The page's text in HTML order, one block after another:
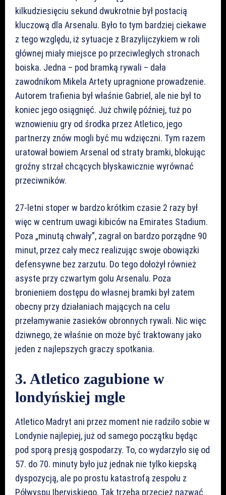
kilkudziesięciu sekund dwukrotnie był postacią
kluczową dla Arsenalu. Było to tym bardziej ciekawe
z tego względu, iż sytuacje z Brazylijczykiem w roli
głównej miały miejsce po przeciwległych stronach
boiska. Jedna – pod bramką rywali – dała
zawodnikom Mikela Artety upragnione prowadzenie.
Autorem trafienia był właśnie Gabriel, ale nie był to
koniec jego osiągnięć. Już chwilę później, tuż po
wznowieniu gry od środka przez Atletico, jego
partnerzy znów mogli być mu wdzięczni. Tym razem
uratował bowiem Arsenal od straty bramki, blokując
groźny strzał chcących błyskawicznie wyrównać
przeciwników.
27-letni stoper w bardzo krótkim czasie 2 razy był
więc w centrum uwagi kibiców na Emirates Stadium.
Poza „minutą chwały”, zagrał on bardzo porządne 90
minut, przez cały mecz realizując swoje obowiązki
defensywne bez zarzutu. Do tego dołożył również
asyste przy czwartym golu Arsenalu. Poza
bronieniem dostępu do własnej bramki był zatem
obecny przy działaniach mających na celu
przełamywanie zasieków obronnych rywali. Nic więc
dziwnego, że właśnie on może być traktowany jako
jeden z najlepszych graczy spotkania.
3. Atletico zagubione w
londyńskiej mgle
Atletico Madryt ani przez moment nie radziło sobie w
Londynie najlepiej, już od samego początku będąc
pod sporą presją gospodarzy. To, co wydarzyło się od
57. do 70. minuty było już jednak nie tylko kiepską
dyspozycją, ale po prostu katastrofą zespołu z
Półwyspu Iberyjskiego. Tak trzeba przecież nazwać